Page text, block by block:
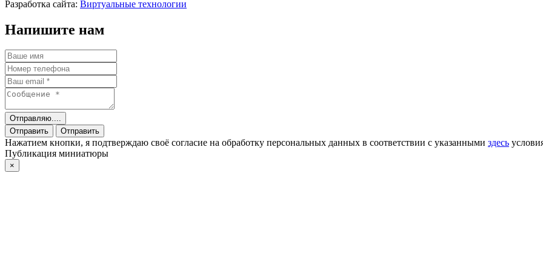
Разработка сайта: Виртуальные технологии
Напишите нам
Отправляю....
Отправить
Отправить
Нажатием кнопки, я подтверждаю своё согласие на обработку персональных данных в соответствии с указанными здесь
Публикация миниатюры
×